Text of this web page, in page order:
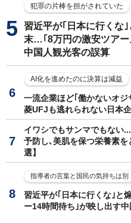
犯罪の片棒を担がされていた
習近平が｢日本に行くな
末…｢8万円の激安ツアー
中国人観光客の誤算
AI化を進めたのに決算は減益
一流企業ほど｢働かないオ
菱UFJも逃れられない日本
イワシでもサンマでもない
予防し､美肌を保つ栄養素
選】
指導者の言葉と国民の気持ちは別
習近平が｢日本に行くな｣と
ー14時間待ち｣が映し出す